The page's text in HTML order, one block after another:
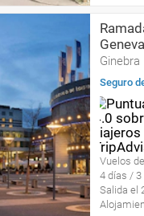
Geneva
Ginebra
Seguro
Vuelos
4 días / 3
Salida el